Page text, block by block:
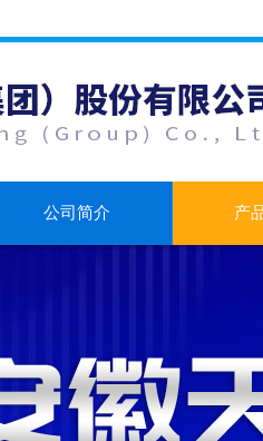
公司简介 产